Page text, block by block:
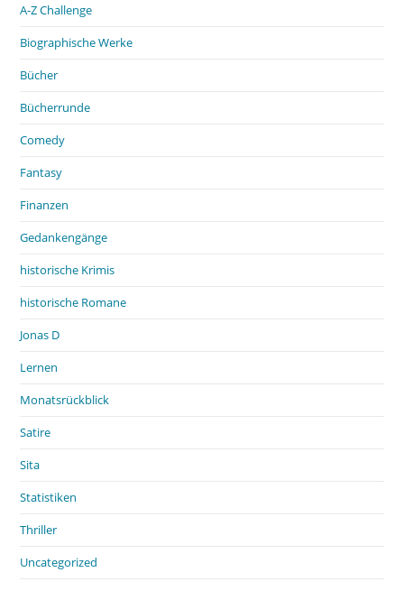
A-Z Challenge
Biographische Werke
Bücher
Bücherrunde
Comedy
Fantasy
Finanzen
Gedankengänge
historische Krimis
historische Romane
Jonas D
Lernen
Monatsrückblick
Satire
Sita
Statistiken
Thriller
Uncategorized